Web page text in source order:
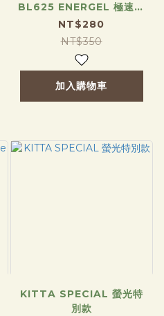
BL625 ENERGEL 極速金
屬筆
NT$280
NT$350
加入購物車
KITTA SPECIAL 螢光特
別款